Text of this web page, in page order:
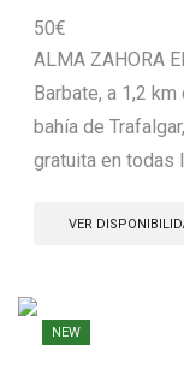
50€
ALMA ZAHORA
Barbate, a 1,2
bahía de
gratuita en todas
VER
NEW